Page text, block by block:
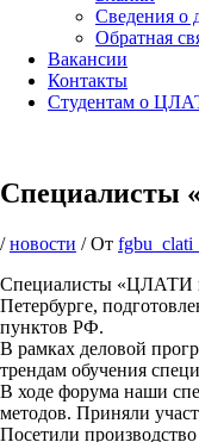
Сведения о
Обратная
Вакансии
Контакты
Студентам о
Специалисты
/новости / От
Специалисты «ЦЛАТИ
Петербурге,
пунктов РФ.
В рамках деловой
трендам обучения
В ходе форума наши
методов. Приняли
Посетили